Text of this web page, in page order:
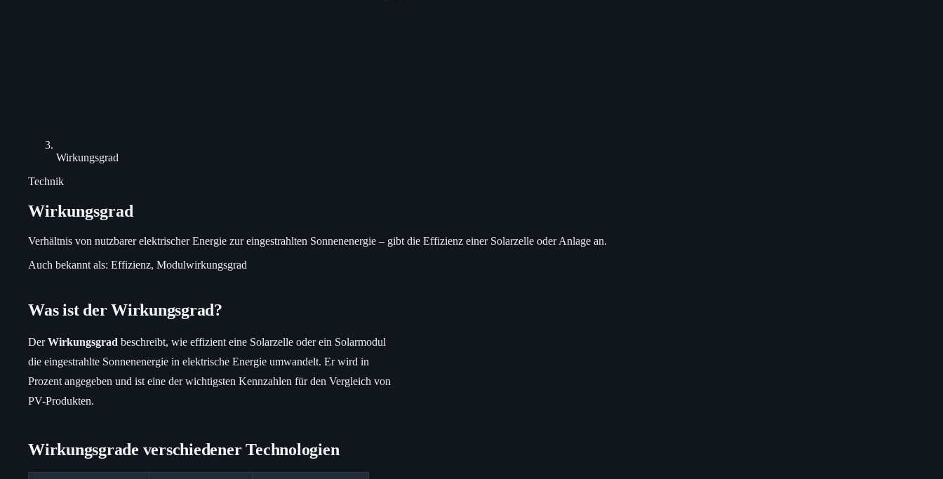
Wirkungsgrad
Technik
Wirkungsgrad
Verhältnis von nutzbarer elektrischer Energie zur eingestrahlten Sonnenenergie – gibt die Effizienz einer Solarzelle oder Anlage an.
Auch bekannt als: Effizienz, Modulwirkungsgrad
Was ist der Wirkungsgrad?
DerWirkungsgrad beschreibt, wie effizient eine Solarzelle oder ein Solarmodul
die eingestrahlte Sonnenenergie in elektrische Energie umwandelt. Er wird in
Prozent angegeben und ist eine der wichtigsten Kennzahlen für den Vergleich von
PV-Produkten.
Wirkungsgrade verschiedener Technologien